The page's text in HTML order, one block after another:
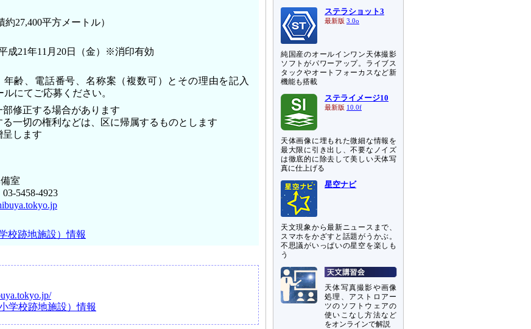
27,400平方メートル）
成21年11月20日（金）※消印有効
齢、電話番号、名称案（複数可）とその理由を記入
にてご応募ください。
修正する場合があります
一切の権利などは、区に帰属するものとします
呈します
室
5458-4923
校跡地施設）情報
学校跡地施設）情報
ステラショット3
最新版 3.0o
純国産のオールインワン天体撮影
ソフトがパワーアップ。ライブス
タックやオートフォーカスなど新
機能も搭載
ステライメージ10
最新版 10.0f
天体画像に埋もれた微細な情報を
最大限に引き出し、不要なノイズ
は徹底的に除去して美しい天体写
真に仕上げる
星空ナビ
天文現象から最新ニュースまで、
スマホをかざすと話題がうかぶ。
不思議がいっぱいの星空を楽しも
う
天体写真撮影や画像
処理、アストロアー
ツのソフトウェアの
使いこなし方法など
をオンラインで解説